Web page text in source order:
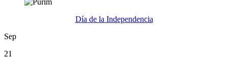
Día de la Independencia
Sep
21